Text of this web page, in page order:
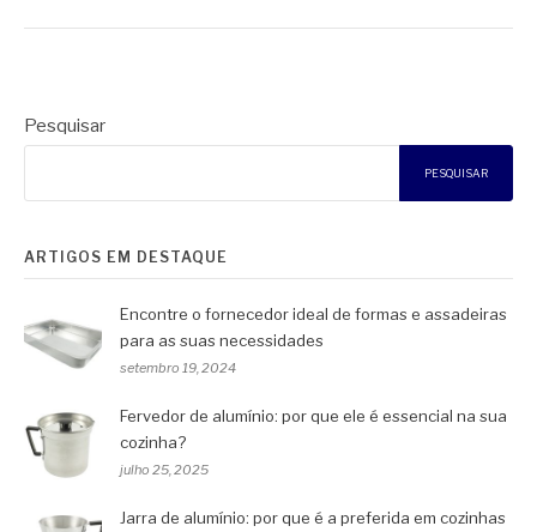
Pesquisar
PESQUISAR
ARTIGOS EM DESTAQUE
Encontre o fornecedor ideal de formas e assadeiras
para as suas necessidades
setembro 19, 2024
Fervedor de alumínio: por que ele é essencial na sua
cozinha?
julho 25, 2025
Jarra de alumínio: por que é a preferida em cozinhas